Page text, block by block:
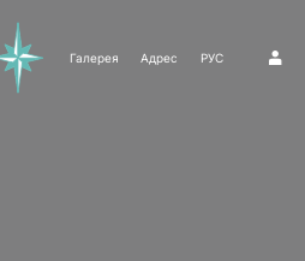
Галерея Адрес РУС 1